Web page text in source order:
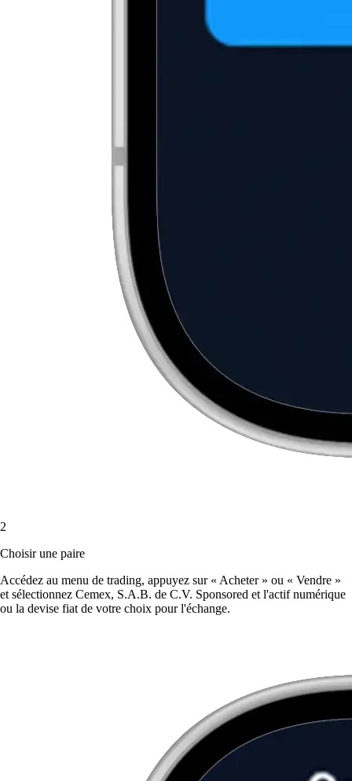
2
Choisir une paire
Accédez au menu de trading, appuyez sur « Acheter » ou « Vendre »
et sélectionnez Cemex, S.A.B. de C.V. Sponsored et l'actif numérique
ou la devise fiat de votre choix pour l'échange.